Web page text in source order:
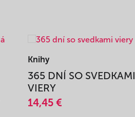
Knihy
365 DNÍ SO SVEDKAMI
VIERY
14,45 €